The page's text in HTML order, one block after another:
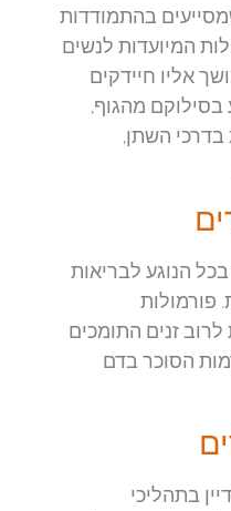
בהתמודדות
המיועדות לנשים
אליו חיידקים
מהגוף,
השתן,
הנוגע לבריאות
זנים התומכים
הסוכר בדם
בתהליכי